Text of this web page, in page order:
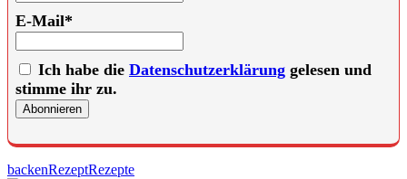
E-Mail*
Ich habe die Datenschutzerklärung gelesen und
stimme ihr zu.
backenRezeptRezepte